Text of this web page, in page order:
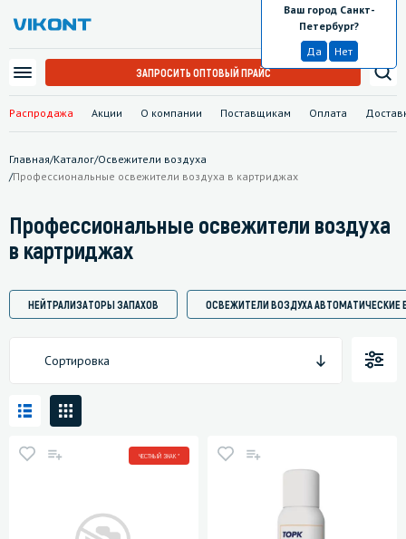
Распродажа Акции О компании Поставщикам Оплата
Санкт-Петербург
Ваш город Санкт-
Петербург?
Да
Нет
ЗАПРОСИТЬ ОПТОВЫЙ ПРАЙС
Главная/Каталог/Освежители воздуха
/Профессиональные освежители воздуха в картриджах
Профессиональные освежители воздуха
в картриджах
НЕЙТРАЛИЗАТОРЫ ЗАПАХОВ ОСВЕЖИТЕЛИ ВОЗДУХА
Сортировка
ЧЕСТНЫЙ ЗНАК *